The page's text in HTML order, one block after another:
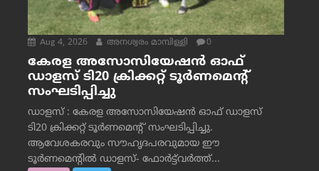
Aug 4, 2026 അനശ്വരം മാമ്പിള്ളി 0
കേരള അസോസിയേഷൻ ഓഫ്
ഡാളസ് ടി20 ക്രിക്കറ്റ് ടൂർണമെന്റ്
സംഘടിപ്പിച്ചു
ഡാളസ് : കേരള അസോസിയേഷൻ ഓഫ് ഡാളസ്
ടി20 ക്രിക്കറ്റ് ടൂർണമെന്റ് സംഘടിപ്പിച്ചു.
ആവേശകരവും സൗഹൃദപരവുമായ ഈ
ടൂർണമെന്റിൽ ഡാളസ്- ഫോർട്ട്‌വര്‍ത്ത്...